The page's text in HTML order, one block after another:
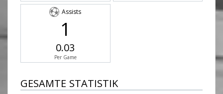
Assists
1
0.03
Per Game
GESAMTE STATISTIK